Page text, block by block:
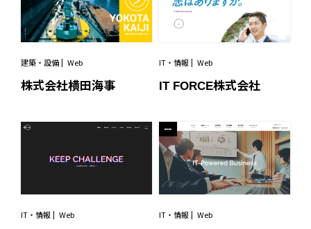
建築・設備 Web
株式会社横田海事
IT・情報 Web
IT FORCE株式会社
IT・情報 Web IT・情報 Web